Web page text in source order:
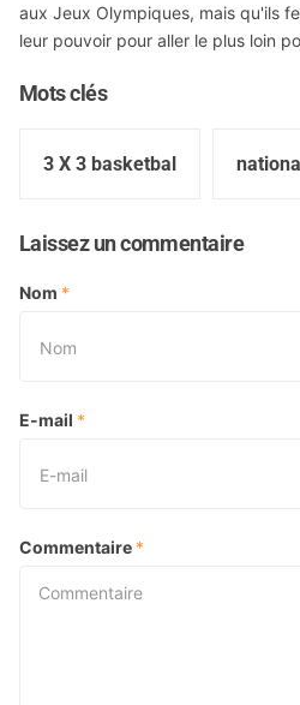
aux Jeux Olympiques, mais qu'ils
leur pouvoir pour aller le plus loin
Mots clés
3 X 3 basketbal
Laissez un commentaire
Nom *
E-mail *
Commentaire *